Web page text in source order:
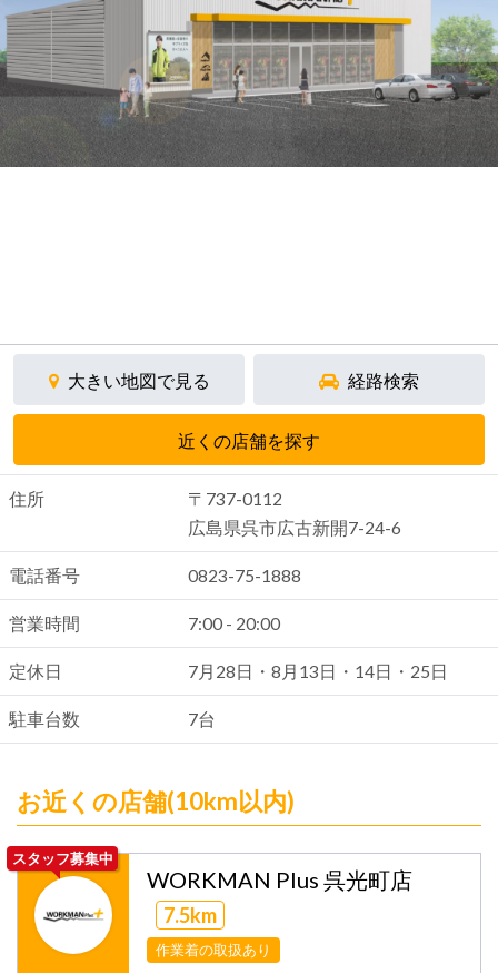
大きい地図で見る 経路検索
近くの店舗を探す
住所
〒737-0112
広島県呉市広古新開7-24-6
電話番号 0823-75-1888
営業時間 7:00 - 20:00
定休日 7月28日・8月13日・14日・25日
駐車台数 7台
お近くの店舗(10km以内)
スタッフ募集中
WORKMAN Plus 呉光町店
7.5km
作業着の取扱あり